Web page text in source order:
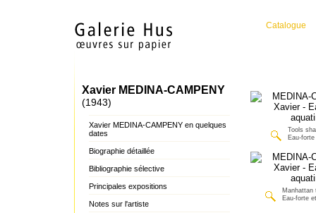
Catalogue
Xavier MEDINA-CAMPENY
(1943)
Xavier MEDINA-CAMPENY en quelques
dates
Biographie détaillée
Bibliographie sélective
Principales expositions
Notes sur l'artiste
Tools
Eau-
Manhattan
Eau-forte